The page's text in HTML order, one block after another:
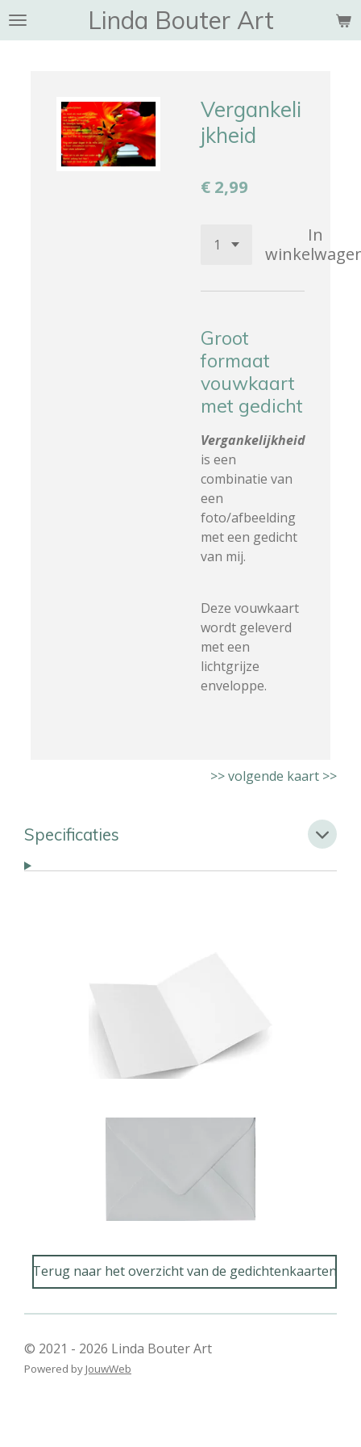
Ga
Linda Bouter Art
Vergankeli
jkheid
€ 2,99
In
Groot
formaat
vouwkaart
met gedicht
Vergankelijkheid
is een
combinatie van
een
foto/afbeelding
met een gedicht
van mij.
Deze vouwkaart
wordt geleverd
met een
lichtgrijze
enveloppe.
>> volgende kaart >>
Specificaties
Terug naar het overzicht van de gedichtenkaarten
© 2021 - 2026 Linda Bouter Art
Powered by JouwWeb